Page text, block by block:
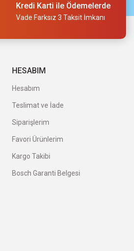
Kredi Karti ile Ödemelerde
Vade Farksız 3 Taksit İmkanı
HESABIM
Hesabım
Teslimat ve İade
Siparişlerim
Favori Ürünlerim
Kargo Takibi
Bosch Garanti Belgesi